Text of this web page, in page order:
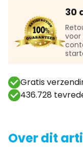
30
voor
Gratis
436.728
Over dit